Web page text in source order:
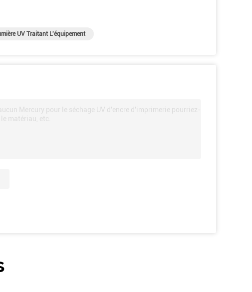
UV Traitant L'équipement
Mercury pour le séchage UV d'encre d'imprimerie pourriez-
matériau, etc.